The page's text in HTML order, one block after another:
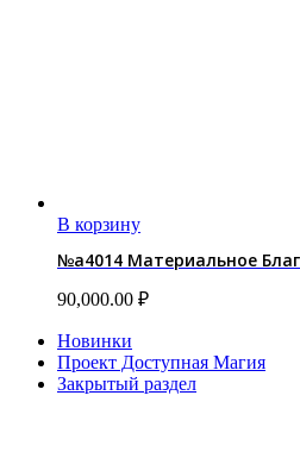
В корзину
№a4014 Материальное
90,000.00 ₽
Новинки
Проект Доступная Магия
Закрытый раздел